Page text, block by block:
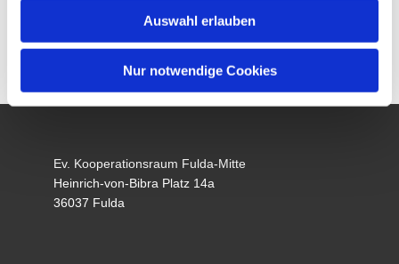
Auswahl erlauben
Nur notwendige Cookies
Ev. Kooperationsraum Fulda-Mitte
Heinrich-von-Bibra Platz 14a
36037 Fulda